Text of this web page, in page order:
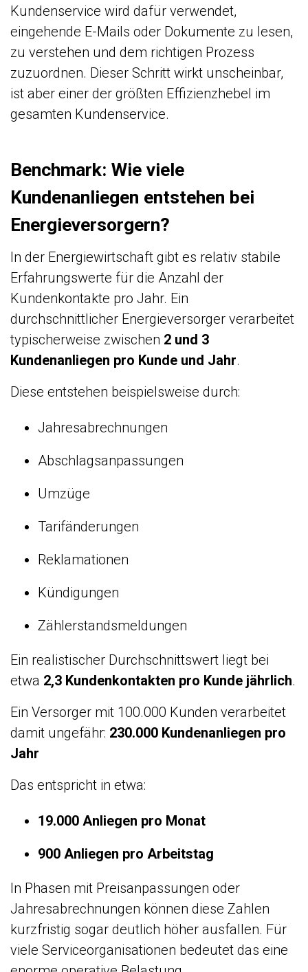
Kundenservice wird dafür verwendet,
eingehende E-Mails oder Dokumente zu lesen,
zu verstehen und dem richtigen Prozess
zuzuordnen. Dieser Schritt wirkt unscheinbar,
ist aber einer der größten Effizienzhebel im
gesamten Kundenservice.
Benchmark: Wie viele
Kundenanliegen entstehen bei
Energieversorgern?
In der Energiewirtschaft gibt es relativ stabile
Erfahrungswerte für die Anzahl der
Kundenkontakte pro Jahr. Ein
durchschnittlicher Energieversorger verarbeitet
typischerweise zwischen 2 und 3
Kundenanliegen pro Kunde und Jahr.
Diese entstehen beispielsweise durch:
Jahresabrechnungen
Abschlagsanpassungen
Umzüge
Tarifänderungen
Reklamationen
Kündigungen
Zählerstandsmeldungen
Ein realistischer Durchschnittswert liegt bei
etwa 2,3 Kundenkontakten pro Kunde jährlich.
Ein Versorger mit 100.000 Kunden verarbeitet
damit ungefähr: 230.000 Kundenanliegen pro
Jahr
Das entspricht in etwa:
19.000 Anliegen pro Monat
900 Anliegen pro Arbeitstag
In Phasen mit Preisanpassungen oder
Jahresabrechnungen können diese Zahlen
kurzfristig sogar deutlich höher ausfallen. Für
viele Serviceorganisationen bedeutet das eine